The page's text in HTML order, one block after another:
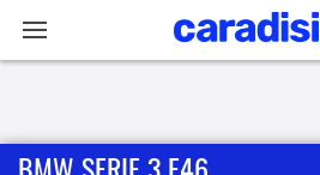
Accueil